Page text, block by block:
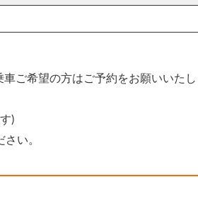
ご希望の方はご予約をお願いいた
)
い。